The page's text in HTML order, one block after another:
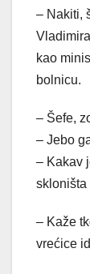
– Nakiti,
kao
bolnicu.
– Šefe,
– Jebo
– Kakav
skloništa
– Kaže
vrećice